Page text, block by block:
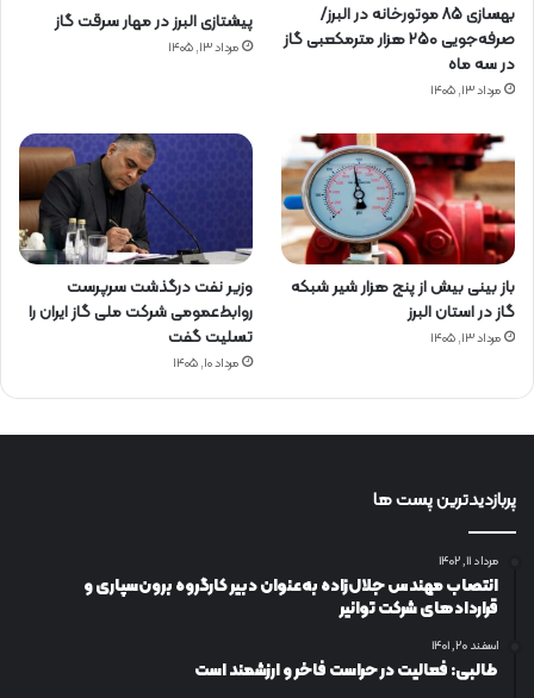
بهسازی ۸۵ موتورخانه در البرز/
صرفه‌جویی ۲۵۰ هزار مترمکعبی گاز
در سه ماه
مرداد ۱۳, ۱۴۰۵
پیشتازی البرز در مهار سرقت گاز
مرداد ۱۳, ۱۴۰۵
باز بینی بیش از پنج هزار شیر شبکه
گاز در استان البرز
مرداد ۱۳, ۱۴۰۵
وزیر نفت درگذشت سرپرست
روابط‌عمومی شرکت ملی گاز ایران را
تسلیت گفت
مرداد ۱۰, ۱۴۰۵
پربازدیدترین پست ها
مرداد ۱۱, ۱۴۰۲
انتصاب مهندس جلال‌زاده به‌عنوان دبیر كارگروه برون‌سپاری و
قراردادهای شركت توانیر
اسفند ۲۰, ۱۴۰۱
طالبی: فعالیت در حراست فاخر و ارزشمند است